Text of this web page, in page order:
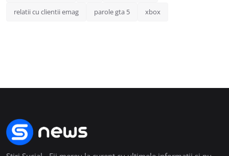
relatii cu clientii emag parole gta 5 xbox